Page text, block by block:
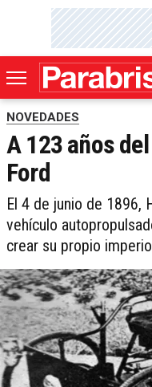
NOVEDADES
A 123 años
Ford
El 4 de junio de 1896,
vehículo
crear su propio